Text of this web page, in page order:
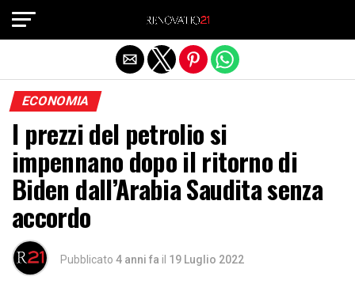
ECONOMIA
I prezzi del petrolio si
impennano dopo il ritorno di
Biden dall’Arabia Saudita senza
accordo
Pubblicato 4 anni fa il 19 Luglio 2022
Exit mobile version